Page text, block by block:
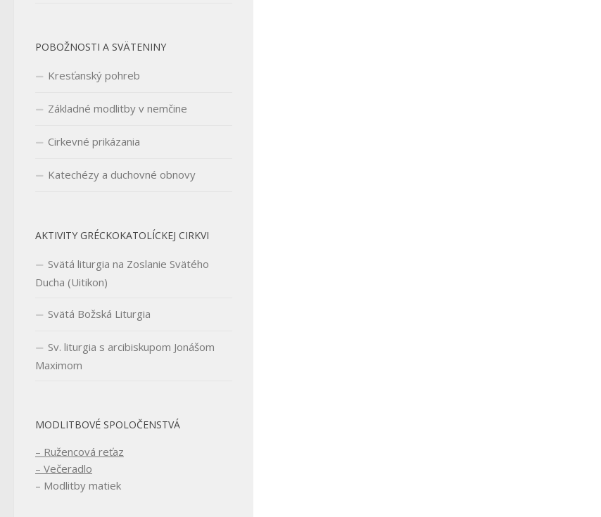
POBOŽNOSTI A SVÄTENINY
Kresťanský pohreb
Základné modlitby v nemčine
Cirkevné prikázania
Katechézy a duchovné obnovy
AKTIVITY GRÉCKOKATOLÍCKEJ CIRKVI
Svätá liturgia na Zoslanie Svätého
Ducha (Uitikon)
Svätá Božská Liturgia
Sv. liturgia s arcibiskupom Jonášom
Maximom
MODLITBOVÉ SPOLOČENSTVÁ
– Ružencová reťaz
– Večeradlo
– Modlitby matiek